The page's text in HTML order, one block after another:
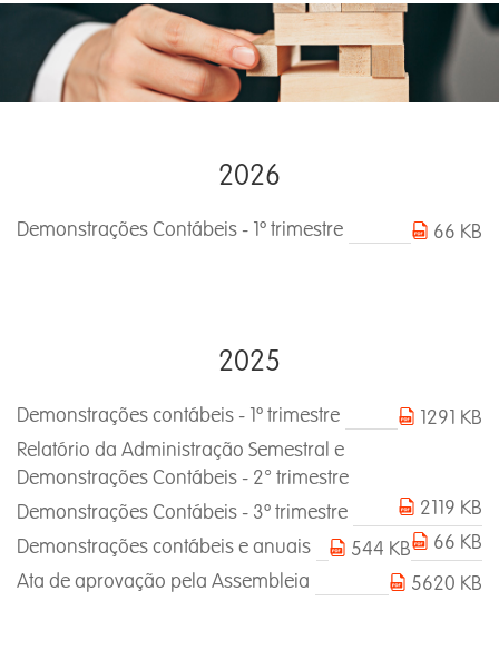
2026
Demonstrações Contábeis - 1º trimestre 66 KB
2025
Demonstrações contábeis - 1º trimestre
1291 KB
Relatório da Administração Semestral e
Demonstrações Contábeis - 2° trimestre
2119 KB
Demonstrações Contábeis - 3º trimestre
66 KB
Demonstrações contábeis e anuais
544 KB
Ata de aprovação pela Assembleia
5620 KB